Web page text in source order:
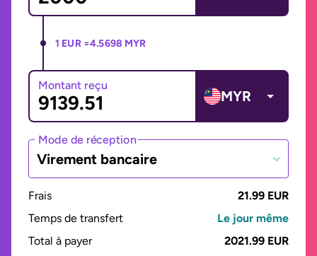
1 EUR =4.5698 MYR
Montant reçu
MYR
Mode de réception
Virement bancaire
Frais
21.99 EUR
Temps de transfert
Le jour même
Total à payer
2021.99 EUR